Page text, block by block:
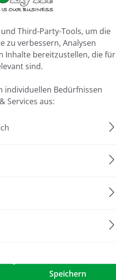
Third-Party-Tools, um die
zu verbessern, Analysen
Inhalte bereitzustellen, die für
sind.
individuellen Bedürfnissen
Services aus:
Speichern